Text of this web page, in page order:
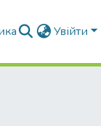
Увійти